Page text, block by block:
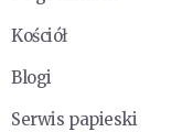
Kościół
Blogi
Serwis papieski